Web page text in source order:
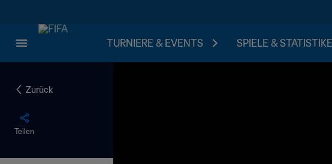
TURNIERE & EVENTS SPIELE &
Zurück
Teilen